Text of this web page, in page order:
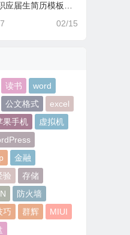
应届生简历模板下
02/15
读书
word
公文格式
excel
果手机
虚拟机
金融
验
存储
防火墙
巧 群辉
MIUI